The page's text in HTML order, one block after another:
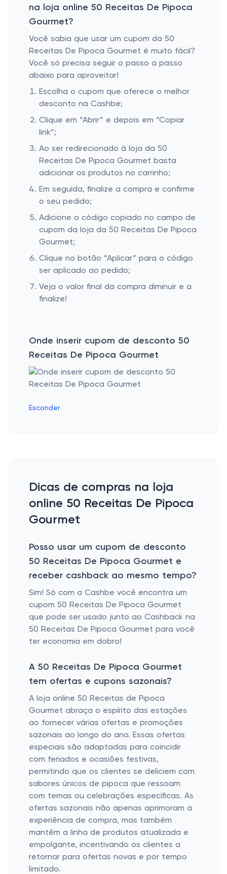
na loja online 50 Receitas De Pipoca
Gourmet?
Você sabia que usar um cupom da 50
Receitas De Pipoca Gourmet é muito fácil?
Você só precisa seguir o passo a passo
abaixo para aproveitar!
Escolha o cupom que oferece o melhor
desconto na Cashbe;
Clique em “Abrir” e depois em “Copiar
link”;
Ao ser redirecionado à loja da 50
Receitas De Pipoca Gourmet basta
adicionar os produtos no carrinho;
Em seguida, finalize a compra e confirme
o seu pedido;
Adicione o código copiado no campo de
cupom da loja da 50 Receitas De Pipoca
Gourmet;
Clique no botão “Aplicar” para o código
ser aplicado ao pedido;
Veja o valor final da compra diminuir e a
finalize!
Onde inserir cupom de desconto 50
Receitas De Pipoca Gourmet
Esconder
Dicas de compras na loja
online 50 Receitas De Pipoca
Gourmet
Posso usar um cupom de desconto
50 Receitas De Pipoca Gourmet e
receber cashback ao mesmo tempo?
Sim! Só com a Cashbe você encontra um
cupom 50 Receitas De Pipoca Gourmet
que pode ser usado junto ao Cashback na
50 Receitas De Pipoca Gourmet para você
ter economia em dobro!
A 50 Receitas De Pipoca Gourmet
tem ofertas e cupons sazonais?
A loja online 50 Receitas de Pipoca
Gourmet abraça o espírito das estações
ao fornecer várias ofertas e promoções
sazonais ao longo do ano. Essas ofertas
especiais são adaptadas para coincidir
com feriados e ocasiões festivas,
permitindo que os clientes se deliciem com
sabores únicos de pipoca que ressoam
com temas ou celebrações específicas. As
ofertas sazonais não apenas aprimoram a
experiência de compra, mas também
mantêm a linha de produtos atualizada e
empolgante, incentivando os clientes a
retornar para ofertas novas e por tempo
limitado.